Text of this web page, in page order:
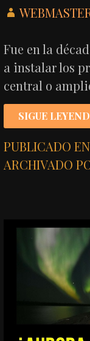
Fue en la
a instalar los
central o
SIGUE
PUBLICADO
ARCHIVADO